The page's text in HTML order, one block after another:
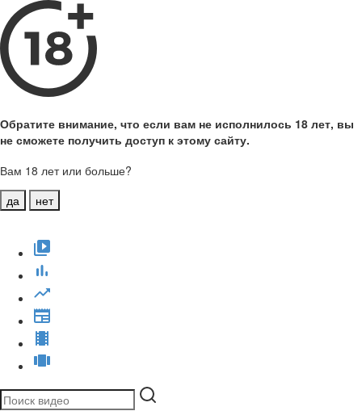
Обратите внимание, что если вам не исполнилось 18 лет, вы
не сможете получить доступ к этому сайту.
Вам 18 лет или больше?
да
нет